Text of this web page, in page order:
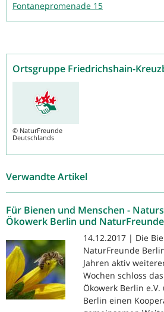
Fontanepromenade 15
Ortsgruppe Friedrichshain-
© NaturFreunde
Deutschlands
Verwandte Artikel
Für Bienen und Menschen -
Ökowerk Berlin und
14.12.2017 | Die
NaturFreunde
Jahren aktiv
Wochen schloss
Ökowerk Berlin
Berlin einen